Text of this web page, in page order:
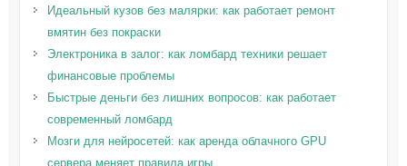
Идеальный кузов без малярки: как работает ремонт
вмятин без покраски
Электроника в залог: как ломбард техники решает
финансовые проблемы
Быстрые деньги без лишних вопросов: как работает
современный ломбард
Мозги для нейросетей: как аренда облачного GPU
сервера меняет правила игры